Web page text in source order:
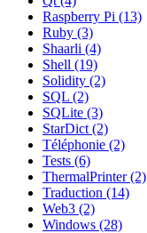
Raspberry Pi (13)
Ruby (3)
Shaarli (4)
Shell (19)
Solidity (2)
SQL (2)
SQLite (3)
StarDict (2)
Téléphonie (2)
Tests (6)
ThermalPrinter (2)
Traduction (14)
Web3 (2)
Windows (28)